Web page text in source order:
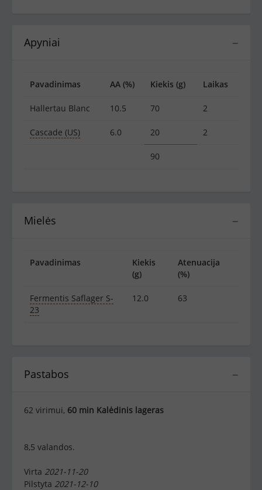
−
Apyniai
Pavadinimas AA (%) Kiekis (g) Laikas
Hallertau Blanc 10.5 70 2
Cascade (US) 6.0 20 2
90
−
Mielės
Pavadinimas
Kiekis
(g)
Atenuacija
(%)
Fermentis Saflager S-
23
12.0 63
−
Pastabos
62 virimui, 60 min Kalėdinis lageras
8,5 valandos.
Virta 2021-11-20
Pilstyta 2021-12-10